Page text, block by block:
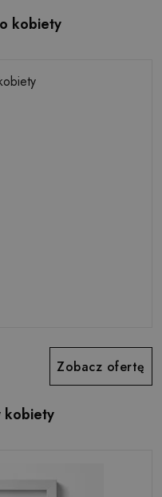
kobiety
Zobacz ofertę
kobiety